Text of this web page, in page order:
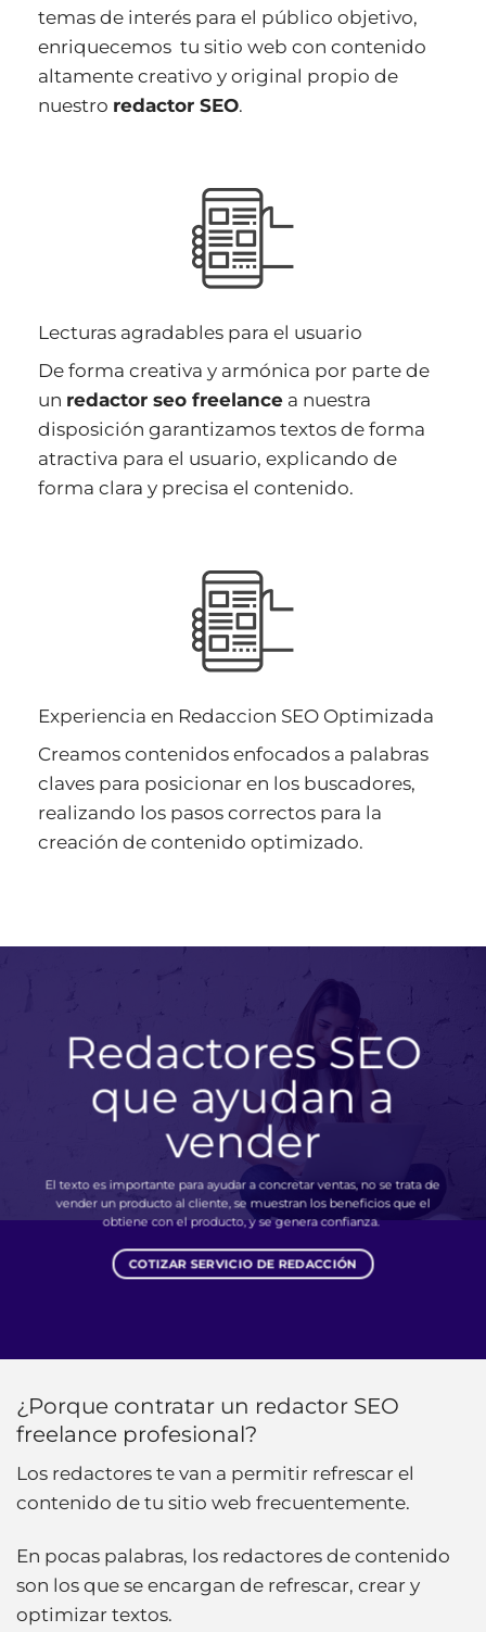
temas de interés para el público objetivo,
enriquecemos tu sitio web con contenido
altamente creativo y original propio de
nuestro redactor SEO.
Lecturas agradables para el usuario
De forma creativa y armónica por parte de
un redactor seo freelance a nuestra
disposición garantizamos textos de forma
atractiva para el usuario, explicando de
forma clara y precisa el contenido.
Experiencia en Redaccion SEO Optimizada
Creamos contenidos enfocados a palabras
claves para posicionar en los buscadores,
realizando los pasos correctos para la
creación de contenido optimizado.
Redactores SEO
que ayudan a
vender
El texto es importante para ayudar a concretar ventas, no se trata de
vender un producto al cliente, se muestran los beneficios que el
obtiene con el producto, y se genera confianza.
COTIZAR SERVICIO DE REDACCIÓN
¿Porque contratar un redactor SEO
freelance profesional?
Los redactores te van a permitir refrescar el
contenido de tu sitio web frecuentemente.
En pocas palabras, los redactores de contenido
son los que se encargan de refrescar, crear y
optimizar textos.